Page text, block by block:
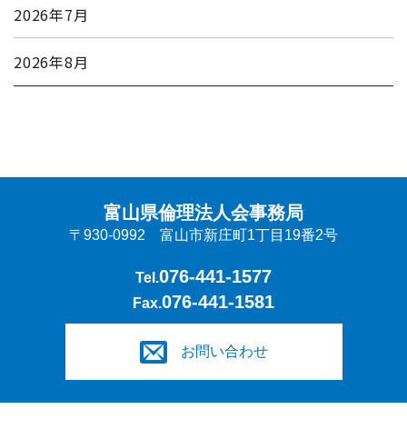
2026年7月
2026年8月
富山県倫理法人会事務局
〒930-0992 富山市新庄町1丁目19番2号
Tel.076-441-1577
Fax.076-441-1581
お問い合わせ